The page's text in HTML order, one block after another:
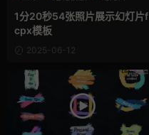
1分20秒54张照片展示幻灯片f
cpx模板
2025-06-12